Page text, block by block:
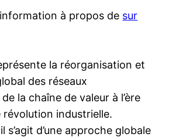
à propos de sur
la réorganisation et
des réseaux
la chaîne de valeur à l’ère
révolution industrielle.
s’agit d’une approche globale